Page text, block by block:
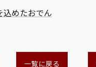
込めたおでん
一覧に戻る